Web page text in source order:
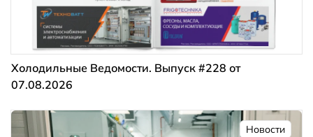
Холодильные Ведомости. Выпуск #228 от
07.08.2026
Новости